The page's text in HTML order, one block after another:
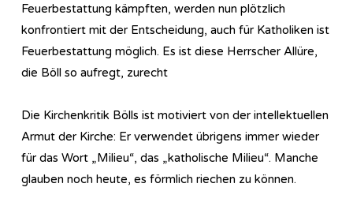
Feuerbestattung kämpften, werden nun plötzlich
konfrontiert mit der Entscheidung, auch für Katholiken ist
Feuerbestattung möglich. Es ist diese Herrscher Allüre,
die Böll so aufregt, zurecht
Die Kirchenkritik Bölls ist motiviert von der intellektuellen
Armut der Kirche: Er verwendet übrigens immer wieder
für das Wort „Milieu“, das „katholische Milieu“. Manche
glauben noch heute, es förmlich riechen zu können.